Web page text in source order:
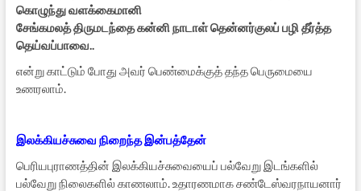
கொழுந்து வளக்கைமானி
சேங்கமலத் திருமடந்தை கன்னி நாடாள் தென்னர்குலப் பழி தீர்த்த
தெய்வப்பாவை..
என்று காட்டும் போது அவர் பெண்மைக்குத் தந்த பெருமையை
உணரலாம்.
இலக்கியச்சுவை நிறைந்த இன்பத்தேன்
பெரியபுராணத்தின் இலக்கியச்சுவையைப் பல்வேறு இடங்களில்
பல்வேறு நிலைகளில் காணலாம். உதாரணமாக சண்டேஸ்வரநாயனார்